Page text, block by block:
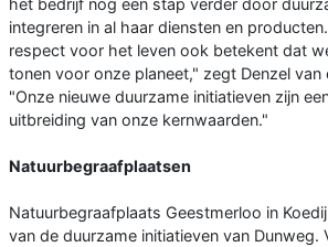
integreren in al haar diensten en
respect voor het leven ook betekent dat
tonen voor onze planeet," zegt Denzel van
"Onze nieuwe duurzame initiatieven zijn
uitbreiding van onze kernwaarden."
Natuurbegraafplaatsen
Natuurbegraafplaats Geestmerloo in
van de duurzame initiatieven van Dunweg.